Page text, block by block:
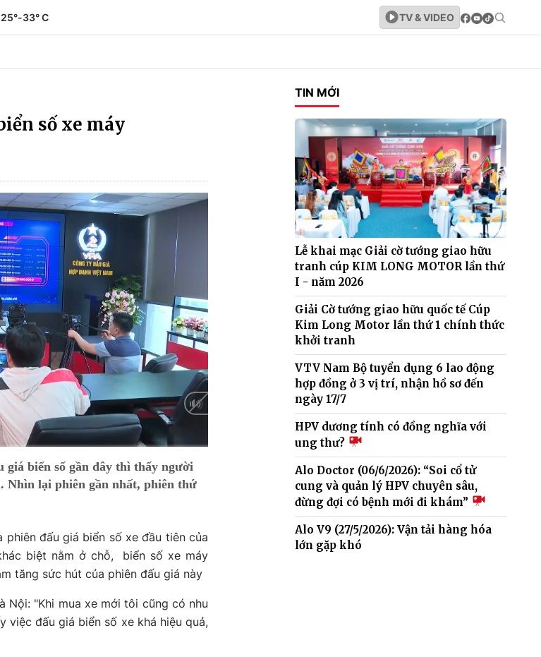
25°-33° C TV & VIDEO
số xe máy
giá biển số gần đây thì thấy người
Nhìn lại phiên gần nhất, phiên thứ
đấu giá biển số xe đầu tiên của
biệt nằm ở chỗ, biển số xe máy
tăng sức hút của phiên đấu giá này
Nội: "Khi mua xe mới tôi cũng có nhu
việc đấu giá biển số xe khá hiệu quả,
TIN MỚI
Lễ khai mạc Giải cờ tướng giao hữu
tranh cúp KIM LONG MOTOR lần thứ
I - năm 2026
Giải Cờ tướng giao hữu quốc tế Cúp
Kim Long Motor lần thứ 1 chính thức
khởi tranh
VTV Nam Bộ tuyển dụng 6 lao động
hợp đồng ở 3 vị trí, nhận hồ sơ đến
ngày 17/7
HPV dương tính có đồng nghĩa với
ung thư?
Alo Doctor (06/6/2026): “Soi cổ tử
cung và quản lý HPV chuyên sâu,
đừng đợi có bệnh mới đi khám”
Alo V9 (27/5/2026): Vận tải hàng hóa
lớn gặp khó